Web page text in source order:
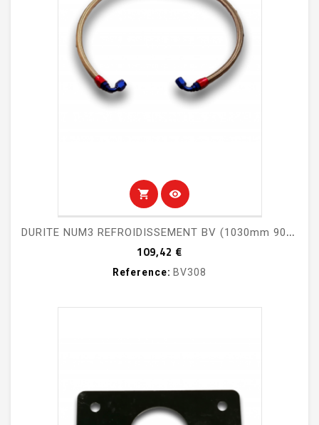
shopping_cart visibility
D
URITE NUM3 REFROIDISSEMENT BV (1030mm 90-90)
109,42 €
Reference: BV308